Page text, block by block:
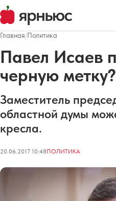
Главная/Политика
Павел Исаев
черную метку?
Заместитель
областной думы
кресла.
20.06.2017 10:48ПОЛИТИКА